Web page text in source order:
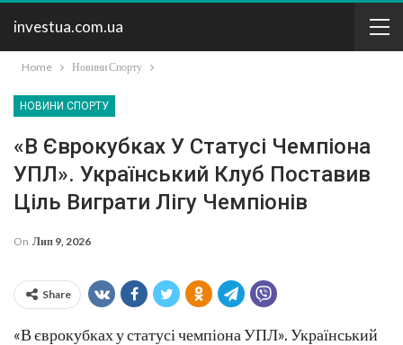
investua.com.ua
Home Новини Спорту
НОВИНИ СПОРТУ
«В Єврокубках У Статусі Чемпіона
УПЛ». Український Клуб Поставив
Ціль Виграти Лігу Чемпіонів
On Лип 9, 2026
Share
«В єврокубках у статусі чемпіона УПЛ». Український